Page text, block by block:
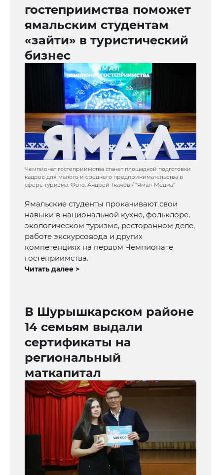
гостеприимства поможет
ямальским студентам
«зайти» в туристический
бизнес
Чемпионат гостеприимства станет площадкой подготовки
кадров для малого и среднего предпринимательства в
сфере туризма. Фото: Андрей Ткачёв / "Ямал-Медиа"
Ямальские студенты прокачивают свои
навыки в национальной кухне, фольклоре,
экологическом туризме, ресторанном деле,
работе экскурсовода и других
компетенциях на первом Чемпионате
гостеприимства.
Читать далее >
В Шурышкарском районе
14 семьям выдали
сертификаты на
региональный
маткапитал